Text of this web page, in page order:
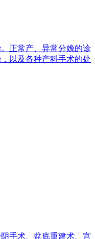
正常产、异常分娩的诊
以及各种产科手术的处
手术、盆底重建术、宫